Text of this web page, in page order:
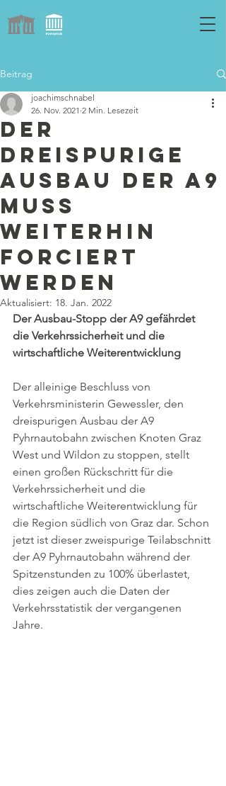
Beitrag
Der
dreispurige
Ausbau der A9
muss
weiterhin
forciert
werden
joachimschnabel
26. Nov. 2021 2 Min. Lesezeit
Aktualisiert: 18. Jan. 2022
Der Ausbau-Stopp der A9 gefährdet
die Verkehrssicherheit und die
wirtschaftliche Weiterentwicklung
Der alleinige Beschluss von
Verkehrsministerin Gewessler, den
dreispurigen Ausbau der A9
Pyhrnautobahn zwischen Knoten Graz
West und Wildon zu stoppen, stellt
einen großen Rückschritt für die
Verkehrssicherheit und die
wirtschaftliche Weiterentwicklung für
die Region südlich von Graz dar. Schon
jetzt ist dieser zweispurige Teilabschnitt
der A9 Pyhrnautobahn während der
Spitzenstunden zu 100% überlastet,
dies zeigen auch die Daten der
Verkehrsstatistik der vergangenen
Jahre.